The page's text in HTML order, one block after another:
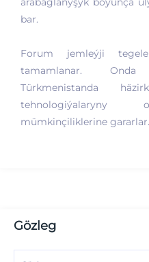
bar.
Forum jemleýji
tamamlanar.
Türkmenistanda
tehnologiýalaryny
mümkinçiliklerine gararlar.
Gözleg